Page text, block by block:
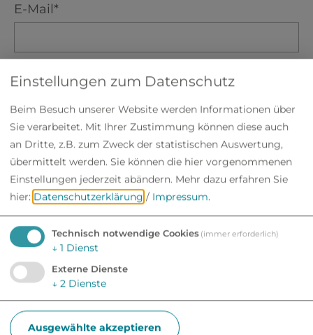
E-Mail*
Nachricht*
Betreff*
Ich habe dieDatenschutzerklärung
gelesen und bin damit einverstanden.*
Einstellungen zum Datenschutz
Beim Besuch unserer Website werden Informationen über
Sie verarbeitet. Mit Ihrer Zustimmung können diese auch
an Dritte, z.B. zum Zweck der statistischen Auswertung,
übermittelt werden. Sie können die hier vorgenommenen
Einstellungen jederzeit abändern. Mehr dazu erfahren Sie
hier: Datenschutzerklärung / Impressum.
Technisch notwendige Cookies (immer erforderlich)
↓ 1 Dienst
Externe Dienste
↓ 2 Dienste
Ausgewählte akzeptieren